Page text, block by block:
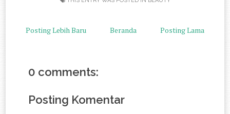
Posting Lebih Baru Posting Lama
Beranda
0 comments:
Posting Komentar